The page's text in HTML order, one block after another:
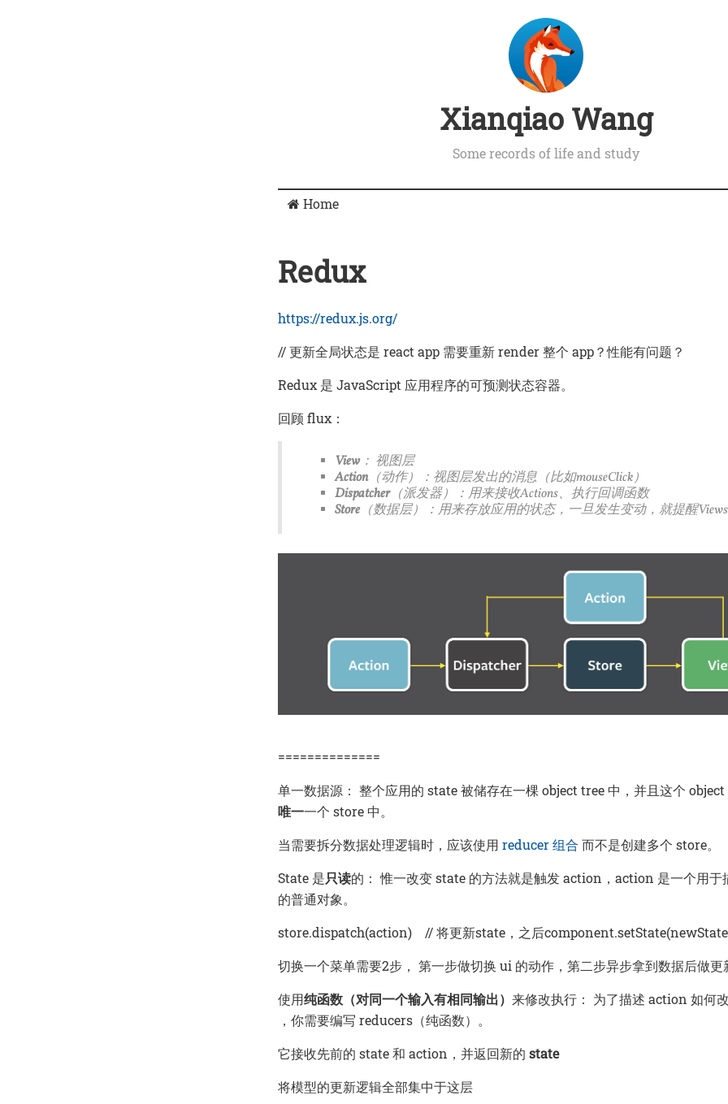
Xianqiao Wang
Some records of life and study
Home
Redux
https://redux.js.org/
// 更新全局状态是 react app 需要重新 render 整个 app？性能有问题？
Redux 是 JavaScript 应用程序的可预测状态容器。
回顾 flux：
View： 视图层
Action（动作）：视图层发出的消息（比如mouseClick）
Dispatcher（派发器）：用来接收Actions、执行回调函数
Store（数据层）：用来存放应用的状态，一旦发生变动，就提醒
==============
单一数据源： 整个应用的 state 被储存在一棵 object tree 中，并且这个
唯一一个 store 中。
当需要拆分数据处理逻辑时，应该使用 reducer 组合 而不是创建多个 store。
State 是只读的： 惟一改变 state 的方法就是触发 action，action 是一个用于
的普通对象。
store.dispatch(action) // 将更新state，之后
切换一个菜单需要2步， 第一步做切换 ui 的动作，第二步异步拿到数据后做更
使用纯函数（对同一个输入有相同输出） 来修改执行： 为了描述 action 如何
，你需要编写 reducers（纯函数）。
它接收先前的 state 和 action，并返回新的 state
将模型的更新逻辑全部集中于这层